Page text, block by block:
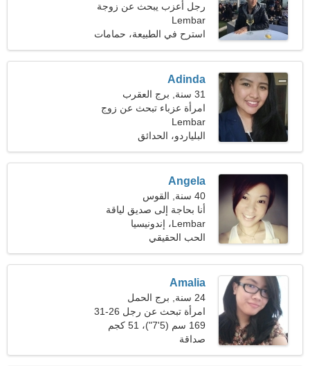
رجل أعزب يبحث عن زوجة
Lembar
استرح في الطبيعة، حمامات
الشمس
Adinda
31 سنة, برج العقرب
امرأة عزباء تبحث عن زوج
34-41
Lembar
البلياردو، الحدائق
Angela
40 سنة, القوس
أنا بحاجة إلى صديق لياقة
بدنية هش
Lembar، إندونيسيا
الحب الحقيقي
Amalia
24 سنة, برج الحمل
امرأة تبحث عن رجل 26-31
169 سم (5'7")، 51 كجم
(112 رطلا)
صداقة